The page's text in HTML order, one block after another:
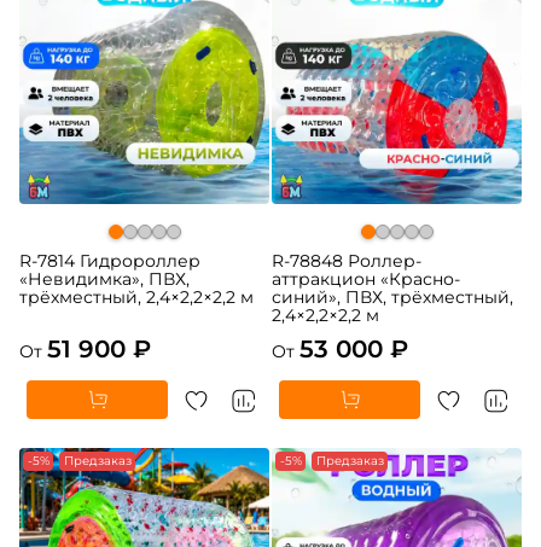
R-7814 Гидророллер
«Невидимка», ПВХ,
трёхместный, 2,4×2,2×2,2 м
От 51 900 ₽
R-78848 Роллер-
аттракцион «Красно-
синий», ПВХ, трёхместный,
2,4×2,2×2,2 м
От 53 000 ₽
-5% Предзаказ -5% Предзаказ